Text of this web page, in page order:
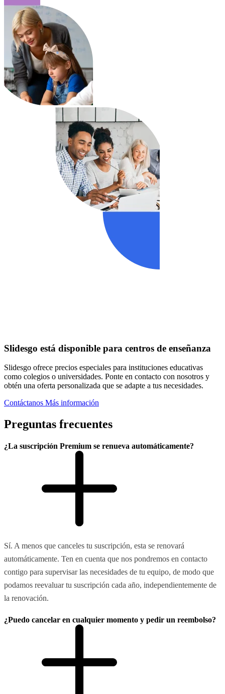
Slidesgo está disponible para centros de enseñanza
Slidesgo ofrece precios especiales para instituciones educativas
como colegios o universidades. Ponte en contacto con nosotros y
obtén una oferta personalizada que se adapte a tus necesidades.
Contáctanos Más información
Preguntas frecuentes
¿La suscripción Premium se renueva automáticamente?
Sí. A menos que canceles tu suscripción, esta se renovará
automáticamente. Ten en cuenta que nos pondremos en contacto
contigo para supervisar las necesidades de tu equipo, de modo que
podamos reevaluar tu suscripción cada año, independientemente de
la renovación.
¿Puedo cancelar en cualquier momento y pedir un reembolso?